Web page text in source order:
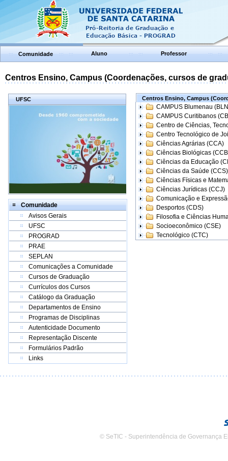
Comunidade Aluno Professor
Centros Ensino, Campus (Coordenações, cursos de
UFSC
Comunidade
Avisos Gerais
UFSC
PROGRAD
PRAE
SEPLAN
Comunicações a Comunidade
Cursos de Graduação
Currículos dos Cursos
Catálogo da Graduação
Departamentos de Ensino
Programas de Disciplinas
Autenticidade Documento
Representação Discente
Formulários Padrão
Links
Centros Ensino, Campus
CAMPUS Blumenau
CAMPUS Curitibanos
Centro de Ciências,
Centro Tecnológico de
Ciências Agrárias (CCA)
Ciências Biológicas
Ciências da Educação
Ciências da Saúde (CCS)
Ciências Físicas e
Ciências Jurídicas (CCJ)
Comunicação e
Desportos (CDS)
Filosofia e Ciências
Socioeconômico (CSE)
Tecnológico (CTC)
© SeTIC - Superintendência de Governança